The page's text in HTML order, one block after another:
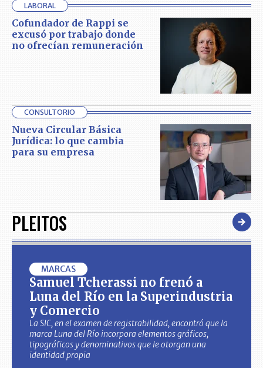
LABORAL
Cofundador de Rappi se
excusó por trabajo donde
no ofrecían remuneración
CONSULTORIO
Nueva Circular Básica
Jurídica: lo que cambia
para su empresa
PLEITOS
MARCAS
Samuel Tcherassi no frenó a
Luna del Río en la Superindustria
y Comercio
La SIC, en el examen de registrabilidad, encontró que la
marca Luna del Río incorpora elementos gráficos,
tipográficos y denominativos que le otorgan una
identidad propia